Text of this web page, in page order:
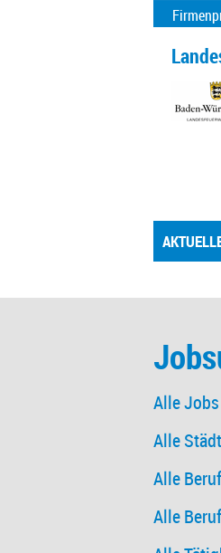
Alle Jobs
Alle
Alle
Alle